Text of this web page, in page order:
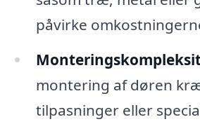
påvirke
montering af døren
tilpasninger eller